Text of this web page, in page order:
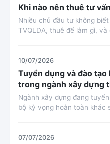
Khi nào nên thuê tư
Nhiều chủ đầu tư không
TVQLDA, thuê để làm gì,
10/07/2026
Tuyển dụng và đào
trong ngành xây dựng
Ngành xây dựng đang
bộ kỳ vọng hoàn toàn khác
07/07/2026